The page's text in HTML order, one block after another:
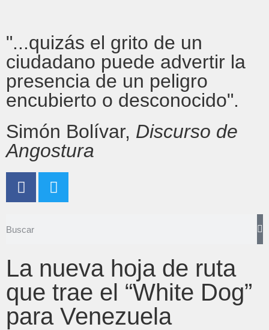
"...quizás el grito de un
ciudadano puede advertir la
presencia de un peligro
encubierto o desconocido".
Simón Bolívar, Discurso de
Angostura
La nueva hoja de ruta
que trae el “White Dog”
para Venezuela